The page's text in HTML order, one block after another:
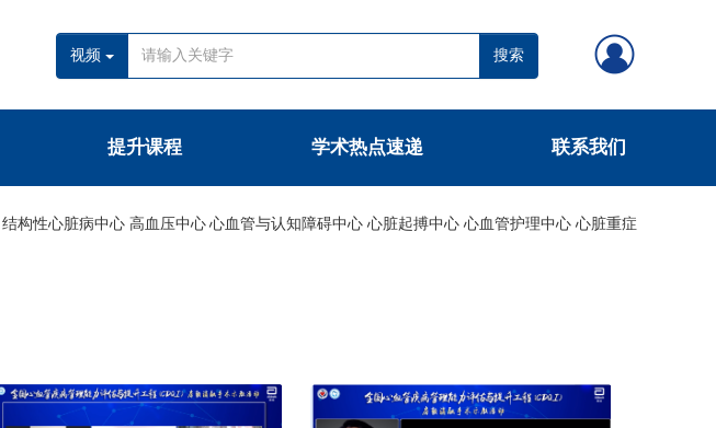
视频 搜索
提升课程 学术热点速递 联系我们
结构性心脏病中心 高血压中心 心血管与认知障碍中心 心脏起搏中心 心血管护理中心 心脏重症